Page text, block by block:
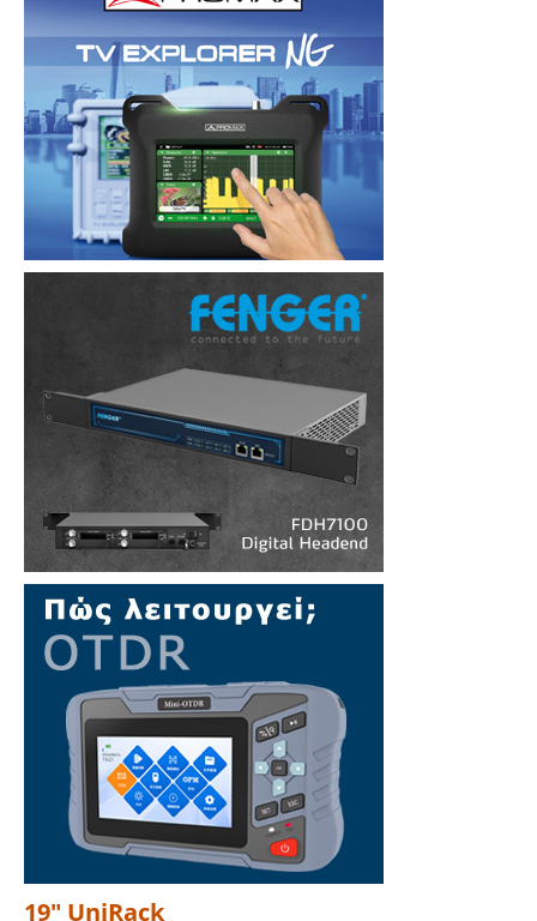
19" UniRack